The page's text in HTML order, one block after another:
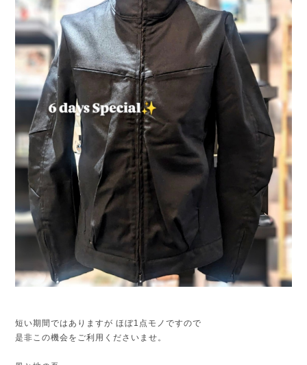
短い期間ではありますが ほぼ1点モノですので
是非この機会をご利用くださいませ。